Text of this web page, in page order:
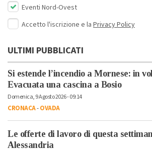
Eventi Nord-Ovest
Accetto l'iscrizione e la Privacy Policy
ULTIMI PUBBLICATI
Si estende l’incendio a Mornese: in
Evacuata una cascina a Bosio
Domenica, 9 Agosto 2026 - 09:14
CRONACA-OVADA
Le offerte di lavoro di questa
Alessandria